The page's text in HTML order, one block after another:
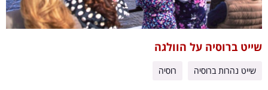
שייט ברוסיה על הוולגה
שייט נהרות ברוסיה רוסיה